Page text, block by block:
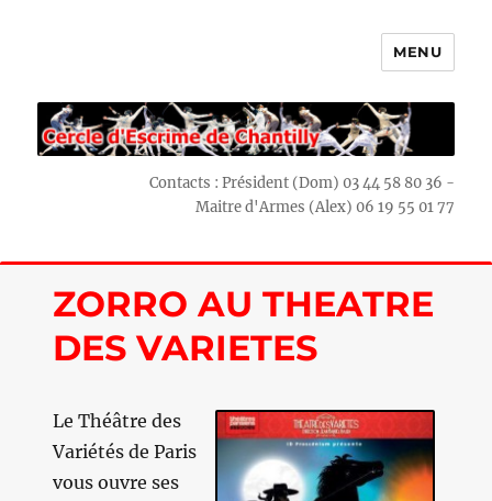
MENU
Contacts : Président (Dom) 03 44 58 80 36 -
Maitre d'Armes (Alex) 06 19 55 01 77
ZORRO AU THEATRE
DES VARIETES
Le Théâtre des
Variétés de Paris
vous ouvre ses